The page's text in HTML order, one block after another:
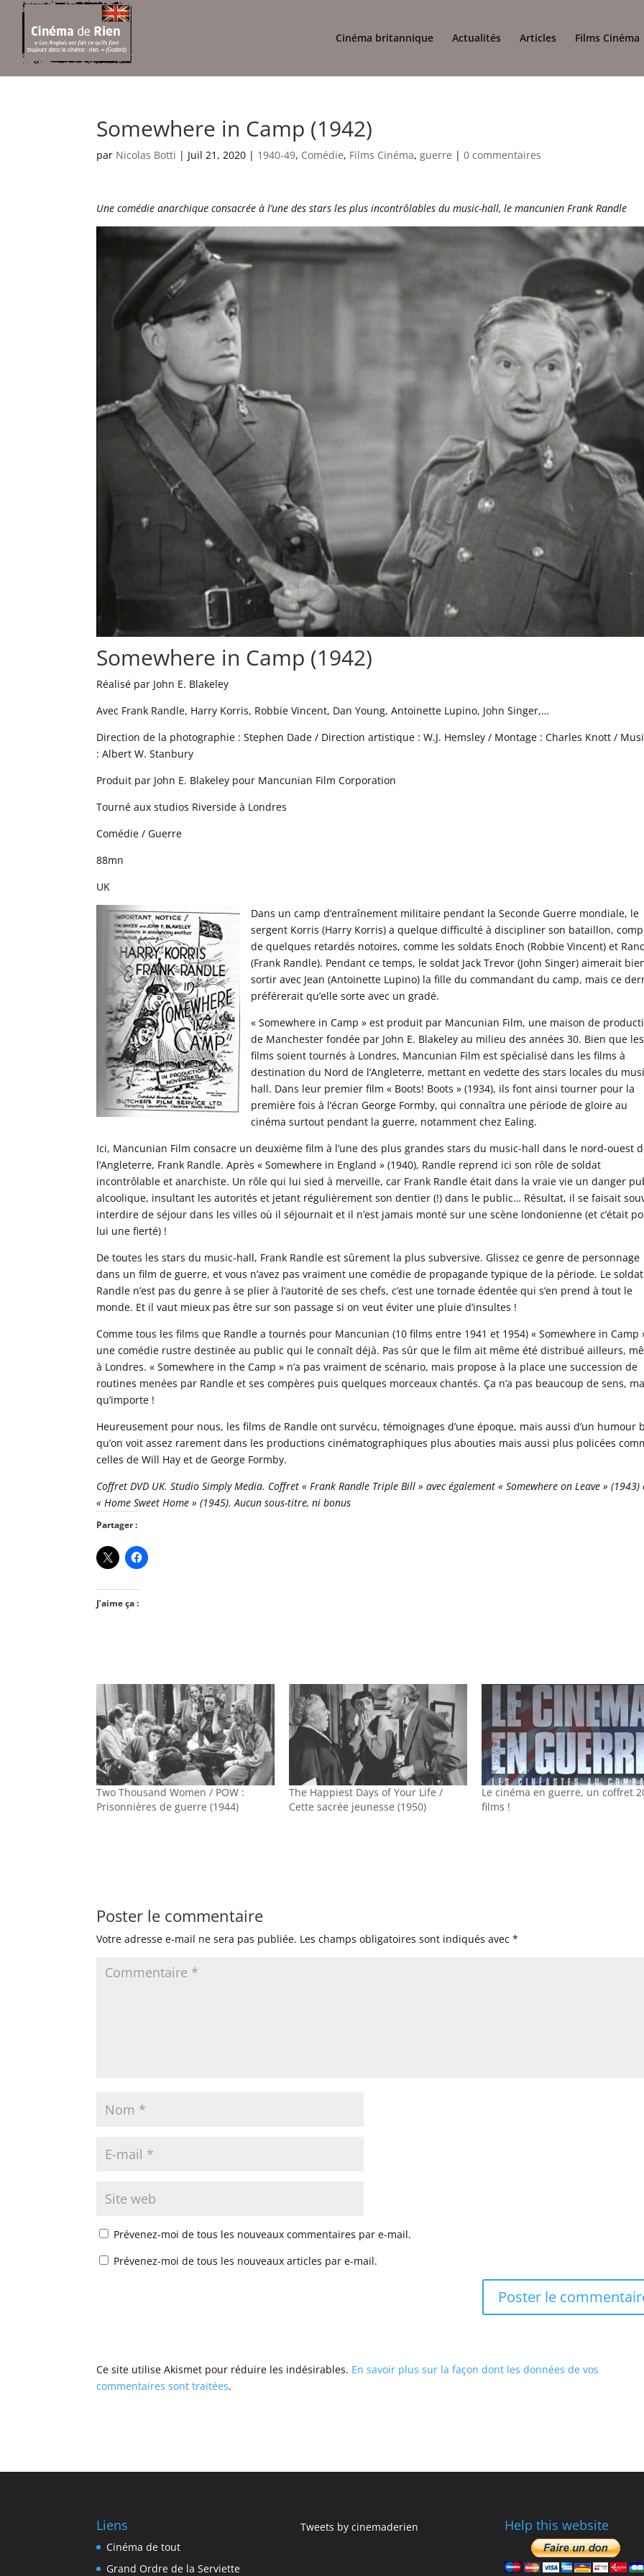
Cinéma britannique Actualités Articles Films Cinéma
Somewhere in Camp (1942)
par Nicolas Botti | Juil 21, 2020 | 1940-49, Comédie, Films Cinéma,guerre |0 commentaires
Une comédie anarchique consacrée à l’une des stars les plus incontrôlables du music-hall, le mancunien Frank Randle
Somewhere in Camp (1942)
Réalisé par John E. Blakeley
Avec Frank Randle, Harry Korris, Robbie Vincent, Dan Young, Antoinette Lupino, John Singer,…
Direction de la photographie : Stephen Dade / Direction artistique : W.J. Hemsley / Montage : Charles Knott /
: Albert W. Stanbury
Produit par John E. Blakeley pour Mancunian Film Corporation
Tourné aux studios Riverside à Londres
Comédie / Guerre
88mn
UK
Dans un camp d’entraînement militaire pendant la Seconde Guerre mondiale, le
sergent Korris (Harry Korris) a quelque difficulté à discipliner son bataillon,
de quelques retardés notoires, comme les soldats Enoch (Robbie Vincent) et
(Frank Randle). Pendant ce temps, le soldat Jack Trevor (John Singer) aimerait
sortir avec Jean (Antoinette Lupino) la fille du commandant du camp, mais ce
préférerait qu’elle sorte avec un gradé.
« Somewhere in Camp » est produit par Mancunian Film, une maison de
de Manchester fondée par John E. Blakeley au milieu des années 30. Bien que les
films soient tournés à Londres, Mancunian Film est spécialisé dans les films à
destination du Nord de l’Angleterre, mettant en vedette des stars locales du
hall. Dans leur premier film « Boots! Boots » (1934), ils font ainsi tourner pour la
première fois à l’écran George Formby, qui connaîtra une période de gloire au
cinéma surtout pendant la guerre, notamment chez Ealing.
Ici, Mancunian Film consacre un deuxième film à l’une des plus grandes stars du music-hall dans le nord-ouest
l’Angleterre, Frank Randle. Après « Somewhere in England » (1940), Randle reprend ici son rôle de soldat
incontrôlable et anarchiste. Un rôle qui lui sied à merveille, car Frank Randle était dans la vraie vie un danger
alcoolique, insultant les autorités et jetant régulièrement son dentier (!) dans le public… Résultat, il se faisait
interdire de séjour dans les villes où il séjournait et il n’est jamais monté sur une scène londonienne (et c’était
lui une fierté) !
De toutes les stars du music-hall, Frank Randle est sûrement la plus subversive. Glissez ce genre de personnage
dans un film de guerre, et vous n’avez pas vraiment une comédie de propagande typique de la période. Le soldat
Randle n’est pas du genre à se plier à l’autorité de ses chefs, c’est une tornade édentée qui s’en prend à tout le
monde. Et il vaut mieux pas être sur son passage si on veut éviter une pluie d’insultes !
Comme tous les films que Randle a tournés pour Mancunian (10 films entre 1941 et 1954) « Somewhere in Camp
une comédie rustre destinée au public qui le connaît déjà. Pas sûr que le film ait même été distribué ailleurs,
à Londres. « Somewhere in the Camp » n’a pas vraiment de scénario, mais propose à la place une succession de
routines menées par Randle et ses compères puis quelques morceaux chantés. Ça n’a pas beaucoup de sens,
qu’importe !
Heureusement pour nous, les films de Randle ont survécu, témoignages d’une époque, mais aussi d’un humour
qu’on voit assez rarement dans les productions cinématographiques plus abouties mais aussi plus policées
celles de Will Hay et de George Formby.
Coffret DVD UK. Studio Simply Media. Coffret « Frank Randle Triple Bill » avec également « Somewhere on Leave » (1943)
« Home Sweet Home » (1945). Aucun sous-titre, ni bonus
Partager :
J’aime ça :
Two Thousand Women / POW :
Prisonnières de guerre (1944)
The Happiest Days of Your Life /
Cette sacrée jeunesse (1950)
Le cinéma en guerre, un coffret
films !
Poster le commentaire
Votre adresse e-mail ne sera pas publiée. Les champs obligatoires sont indiqués avec*
Prévenez-moi de tous les nouveaux commentaires par e-mail.
Prévenez-moi de tous les nouveaux articles par e-mail.
Ce site utilise Akismet pour réduire les indésirables. En savoir plus sur la façon dont les données de vos
commentaires sont traitées.
Liens
Cinéma de tout
Grand Ordre de la Serviette
Tweets by cinemaderien Help this website